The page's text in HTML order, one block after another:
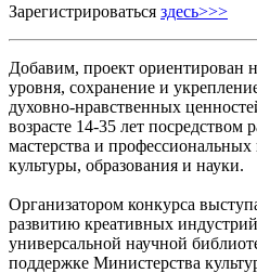
Зарегистрироваться здесь>>>
Добавим, проект ориентирован
уровня, сохранение и
духовно-нравственных
возрасте 14-35 лет посредством
мастерства и
культуры, образования и науки.
Организатором конкурса
развитию креативных
универсальной научной
поддержке Министерства